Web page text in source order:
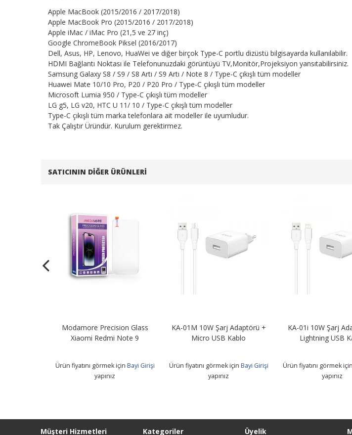
Apple MacBook (2015/2016 / 2017/2018)
Apple MacBook Pro (2015/2016 / 2017/2018)
Apple iMac / iMac Pro (21,5 ve 27 inç)
Google ChromeBook Piksel (2016/2017)
Dell, Asus, HP, Lenovo, HuaWei ve diğer birçok Type-C portlu dizüstü bilgisayarda kullanılabilir.
HDMI Bağlantı Noktası ile Telefonunuzdaki görüntüyü TV,Monitör,Projeksiyon yansıtabilirsiniz.
Samsung Galaxy S8 / S9 / S8 Artı / S9 Artı / Note 8 / Type-C çıkışlı tüm modeller
Huawei Mate 10/10 Pro, P20 / P20 Pro / Type-C çıkışlı tüm modeller
Microsoft Lumia 950 / Type-C çıkışlı tüm modeller
LG g5, LG v20, HTC U 11/ 10 / Type-C çıkışlı tüm modeller
Type-C çıkışlı tüm marka telefonlara ait modeller ile uyumludur.
Tak Çalıştır Üründür. Kurulum gerektirmez.
SATICININ DIĞER ÜRÜNLERI
Modamore Precision Glass
Xiaomi Redmi Note 9
Ürün fiyatını görmek için Bayi Girişi
yapınız
KA-01M 10W Şarj Adaptörü +
Micro USB Kablo
Ürün fiyatını görmek için Bayi Girişi
yapınız
KA-01i 10W Şarj
Lightning USB
Ürün fiyatını görmek için
yapınız
Müşteri Hizmetleri Kategoriler Üyelik